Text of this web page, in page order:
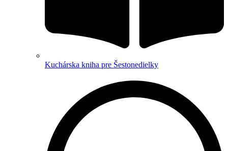
Kuchárska kniha pre Šestonedielky